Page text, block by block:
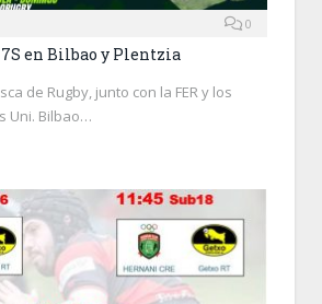
0
7S en Bilbao y Plentzia
de Rugby, junto con la FER y los
Uni. Bilbao…